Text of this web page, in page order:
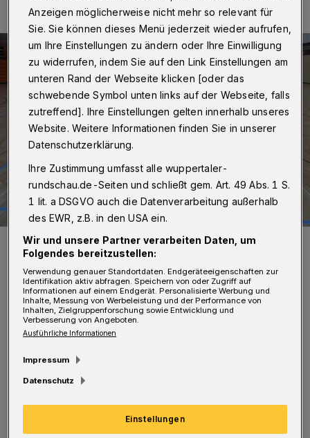
Die Sporthalle der Gesamtschule Ronsdorf.
Foto: Stadt Wuppertal
Von Nicole Bolz und Jörn Koldehoff
S eptember 2015) bekannt gegeben.
Am Morgen hatte die Bezirksregierung der
Anzeigen möglicherweise nicht mehr so relevant für
Sie. Sie können dieses Menü jederzeit wieder aufrufen,
um Ihre Einstellungen zu ändern oder Ihre Einwilligung
zu widerrufen, indem Sie auf den Link Einstellungen am
unteren Rand der Webseite klicken [oder das
schwebende Symbol unten links auf der Webseite, falls
zutreffend]. Ihre Einstellungen gelten innerhalb unseres
Website. Weitere Informationen finden Sie in unserer
Datenschutzerklärung.
Ihre Zustimmung umfasst alle wuppertaler-
rundschau.de-Seiten und schließt gem. Art. 49 Abs. 1 S.
1 lit. a DSGVO auch die Datenverarbeitung außerhalb
des EWR, z.B. in den USA ein.
Wir und unsere Partner verarbeiten Daten, um
Folgendes bereitzustellen:
Verwendung genauer Standortdaten. Endgeräteeigenschaften zur
Identifikation aktiv abfragen. Speichern von oder Zugriff auf
Informationen auf einem Endgerät. Personalisierte Werbung und
Inhalte, Messung von Werbeleistung und der Performance von
Inhalten, Zielgruppenforschung sowie Entwicklung und
Verbesserung von Angeboten.
Ausführliche Informationen
Impressum
Datenschutz
Einstellungen